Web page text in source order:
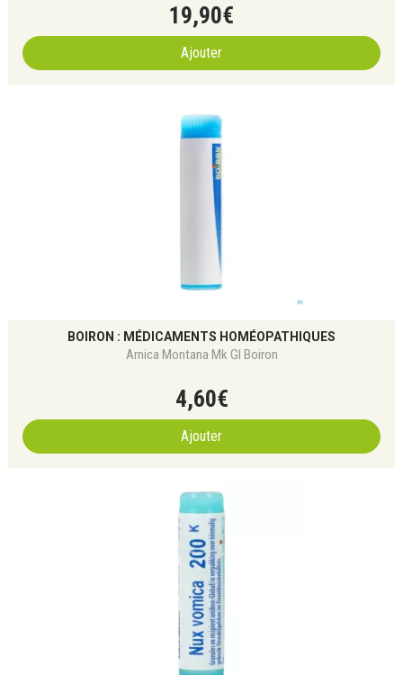
19,90€
Ajouter
BOIRON : MÉDICAMENTS HOMÉOPATHIQUES
Arnica Montana Mk Gl Boiron
4,60€
Ajouter